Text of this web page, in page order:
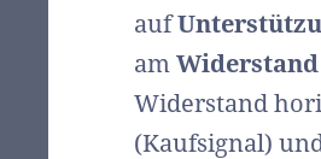
auf
am Widerstand
Widerstand
(Kaufsignal)